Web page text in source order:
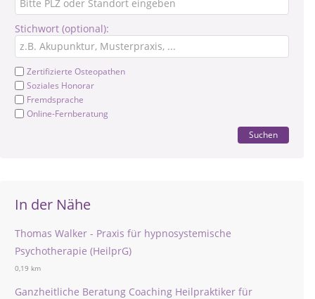
Stichwort (optional):
Zertifizierte Osteopathen
Soziales Honorar
Fremdsprache
Online-Fernberatung
Suchen
In der Nähe
Thomas Walker - Praxis für hypnosystemische
Psychotherapie (HeilprG)
0,19 km
Ganzheitliche Beratung Coaching Heilpraktiker für